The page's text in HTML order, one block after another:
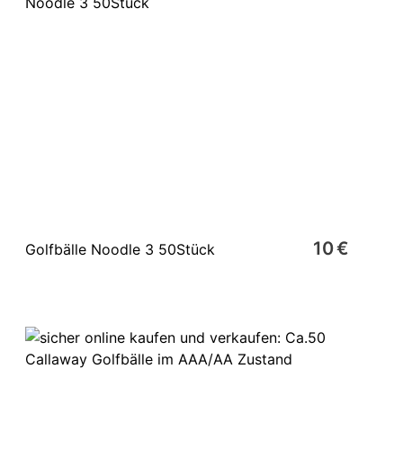
Golfbälle Noodle 3 50Stück 10 €